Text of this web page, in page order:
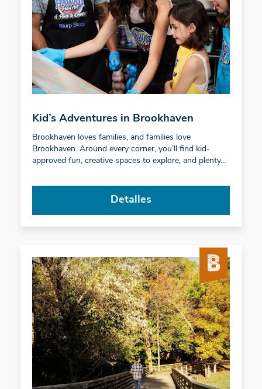
Kid’s Adventures in Brookhaven
Brookhaven loves families, and families love
Brookhaven. Around every corner, you’ll find kid-
approved fun, creative spaces to explore, and plenty…
Detalles